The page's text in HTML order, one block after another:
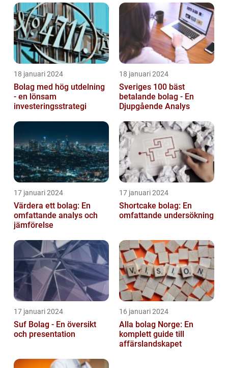
18 januari 2024
Bolag med hög utdelning
- en lönsam
investeringsstrategi
18 januari 2024
Sveriges 100 bäst
betalande bolag - En
Djupgående Analys
17 januari 2024
Värdera ett bolag: En
omfattande analys och
jämförelse
17 januari 2024
Shortcake bolag: En
omfattande undersökning
17 januari 2024
Suf Bolag - En översikt
och presentation
16 januari 2024
Alla bolag Norge: En
komplett guide till
affärslandskapet